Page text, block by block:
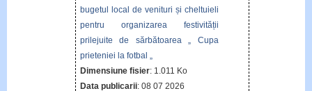
bugetul local de venituri și cheltuieli
pentru organizarea festivității
prilejuite de sărbătoarea „ Cupa
prieteniei la fotbal „
Dimensiune fisier: 1.011 Ko
Data publicarii: 08 07 2026